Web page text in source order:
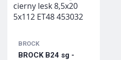
BROCK
BROCK B24 sg -